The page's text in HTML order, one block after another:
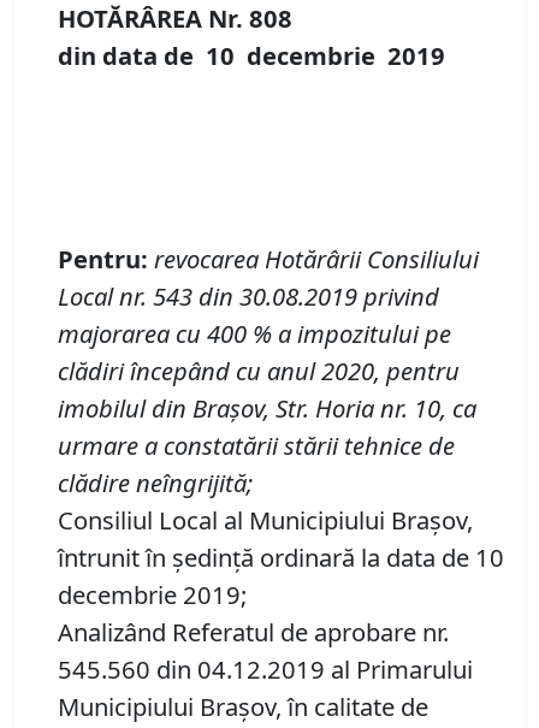
HOTĂRÂREA Nr. 808
din data de 10 decembrie 2019
Pentru: revocarea Hotărârii Consiliului
Local nr. 543 din 30.08.2019 privind
majorarea cu 400 % a impozitului pe
clădiri începând cu anul 2020, pentru
imobilul din Braşov, Str. Horia nr. 10, ca
urmare a constatării stării tehnice de
clădire neîngrijită;
Consiliul Local al Municipiului Brașov,
întrunit în ședință ordinară la data de 10
decembrie 2019;
Analizând Referatul de aprobare nr.
545.560 din 04.12.2019 al Primarului
Municipiului Braşov, în calitate de